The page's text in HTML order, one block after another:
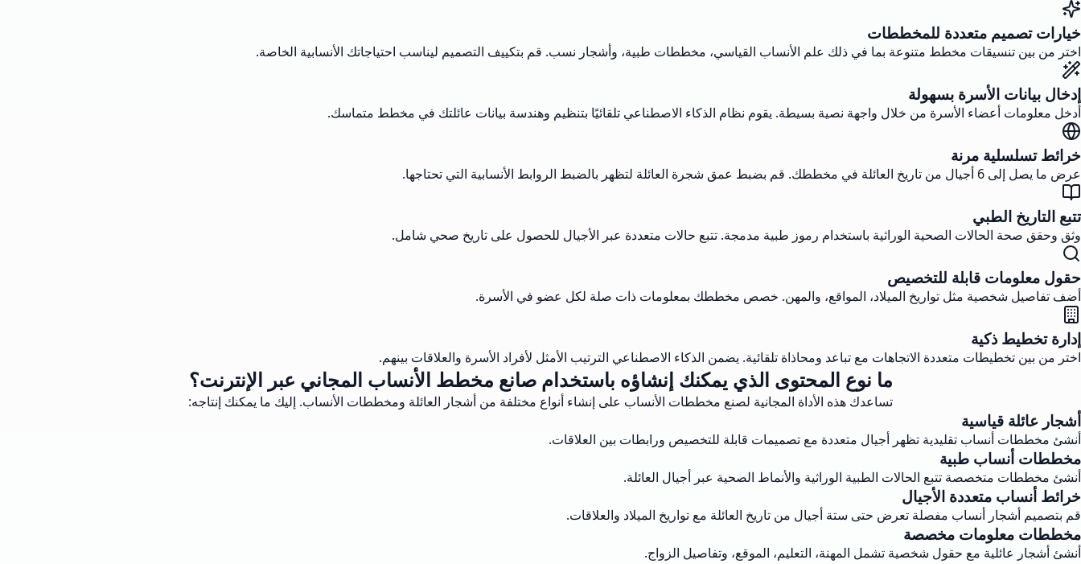
خيارات تصميم متعددة للمخططات
اختر من بين تنسيقات مخطط متنوعة بما في ذلك علم الأنساب القياسي، مخططات طبية، وأشجار نسب. قم بتكييف التصميم ليناسب احتياجاتك الأنسابية الخاصة.
إدخال بيانات الأسرة بسهولة
أدخل معلومات أعضاء الأسرة من خلال واجهة نصية بسيطة. يقوم نظام الذكاء الاصطناعي تلقائيًا بتنظيم وهندسة بيانات عائلتك في مخطط متماسك.
خرائط تسلسلية مرنة
عرض ما يصل إلى 6 أجيال من تاريخ العائلة في مخططك. قم بضبط عمق شجرة العائلة لتظهر بالضبط الروابط الأنسابية التي تحتاجها.
تتبع التاريخ الطبي
وثق وحقق صحة الحالات الصحية الوراثية باستخدام رموز طبية مدمجة. تتبع حالات متعددة عبر الأجيال للحصول على تاريخ صحي شامل.
حقول معلومات قابلة للتخصيص
أضف تفاصيل شخصية مثل تواريخ الميلاد، المواقع، والمهن. خصص مخططك بمعلومات ذات صلة لكل عضو في الأسرة.
إدارة تخطيط ذكية
اختر من بين تخطيطات متعددة الاتجاهات مع تباعد ومحاذاة تلقائية. يضمن الذكاء الاصطناعي الترتيب الأمثل لأفراد الأسرة والعلاقات بينهم.
ما نوع المحتوى الذي يمكنك إنشاؤه باستخدام صانع مخطط الأنساب المجاني عبر الإنترنت؟
تساعدك هذه الأداة المجانية لصنع مخططات الأنساب على إنشاء أنواع مختلفة من أشجار العائلة ومخططات الأنساب. إليك ما يمكنك إنتاجه:
أشجار عائلة قياسية
أنشئ مخططات أنساب تقليدية تظهر أجيال متعددة مع تصميمات قابلة للتخصيص ورابطات بين العلاقات.
مخططات أنساب طبية
أنشئ مخططات متخصصة تتبع الحالات الطبية الوراثية والأنماط الصحية عبر أجيال العائلة.
خرائط أنساب متعددة الأجيال
قم بتصميم أشجار أنساب مفصلة تعرض حتى ستة أجيال من تاريخ العائلة مع تواريخ الميلاد والعلاقات.
مخططات معلومات مخصصة
أنشئ أشجار عائلية مع حقول شخصية تشمل المهنة، التعليم، الموقع، وتفاصيل الزواج.